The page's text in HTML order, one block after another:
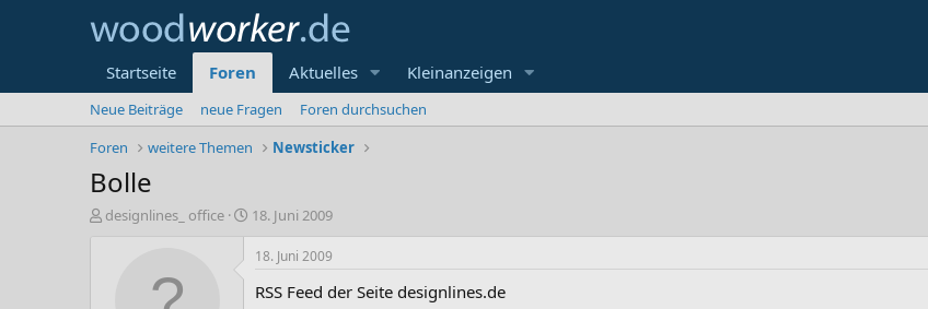
Startseite Foren Aktuelles Kleinanzeigen
Neue Beiträge neue Fragen
Foren durchsuchen
Foren
weitere Themen Newsticker
Bolle
E
designlines_ office
E
r
s
e
18. Juni 2009
18. Juni 2009
RSS Feed der Seite designlines.de